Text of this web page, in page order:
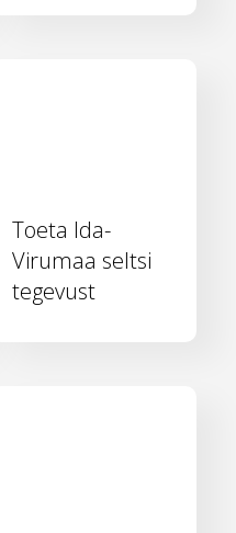
Toeta Ida-
Virumaa seltsi
tegevust